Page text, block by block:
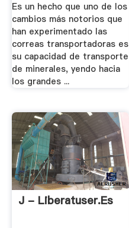
Es un hecho que uno de los
cambios más notorios que
han experimentado las
correas transportadoras es
su capacidad de transporte
de minerales, yendo hacia
los grandes ...
J - Liberatuser.es